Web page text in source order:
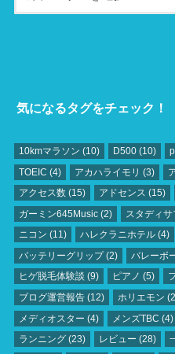
気になるタグをチェック！
10kmマラソン (10) D500 (10)
TOEIC (4) アカハライモリ (3)
アクセス数(15) アドセンス (15)
ガーミン645Music(2) スタディサ
ニコン (11) ハレクラニホテル (4)
バッテリーグリップ(2) バレーボ
ヒゲ脱毛体験談 (9) ピアノ (5)
ブログ運営報告(12) ホリエモン
メディオスター (4) メンズTBC (4)
ランニング(23) レビュー (28)